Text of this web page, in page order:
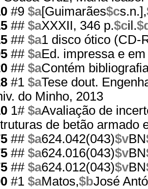
#9 $a[Guimarães$cs.n.],
## $aXXXII, 346 p.$cil.
## $a1 disco ótico (CD-
## $aEd. impressa e
## $aContém
#1 $aTese dout.
do Minho, 2013
1# $aAvaliação de
de betão armado
## $a624.042(043)$vBN
## $a624.016(043)$vBN
## $a624.012(043)$vBN
#1 $aMatos,$bJosé